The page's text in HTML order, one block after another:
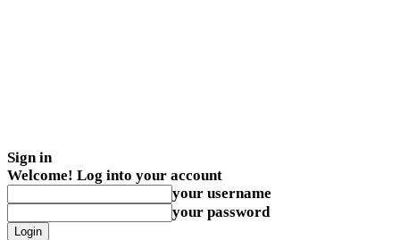
Sign in
Welcome! Log into your account
your username
your password